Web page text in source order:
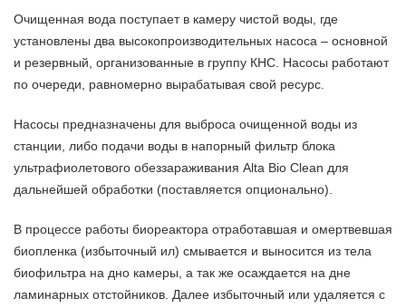
Очищенная вода поступает в камеру чистой воды, где
установлены два высокопроизводительных насоса – основной
и резервный, организованные в группу КНС. Насосы работают
по очереди, равномерно вырабатывая свой ресурс.
Насосы предназначены для выброса очищенной воды из
станции, либо подачи воды в напорный фильтр блока
ультрафиолетового обеззараживания Alta Bio Clean для
дальнейшей обработки (поставляется опционально).
В процессе работы биореактора отработавшая и омертвевшая
биопленка (избыточный ил) смывается и выносится из тела
биофильтра на дно камеры, а так же осаждается на дне
ламинарных отстойников. Далее избыточный или удаляется с